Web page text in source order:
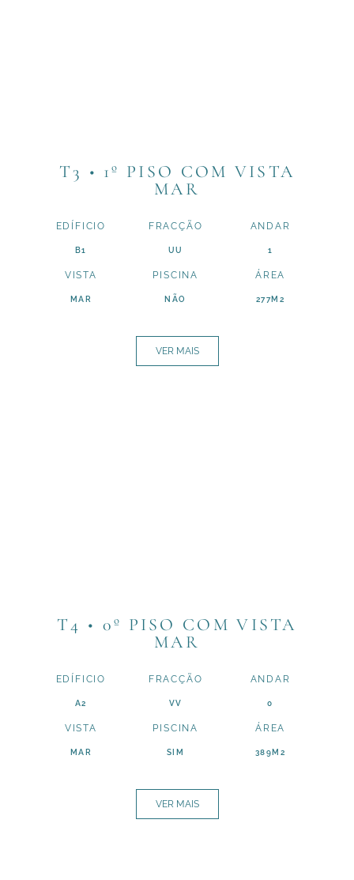
T3 • 1º PISO COM VISTA
MAR
EDÍFICIO
B1
FRACÇÃO
UU
ANDAR
1
VISTA
MAR
PISCINA
NÃO
ÁREA
277M2
VER MAIS
T4 • 0º PISO COM VISTA
MAR
EDÍFICIO
A2
FRACÇÃO
VV
ANDAR
0
VISTA
MAR
PISCINA
SIM
ÁREA
389M2
VER MAIS